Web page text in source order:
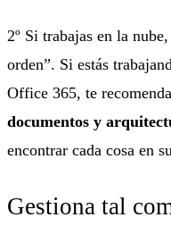
2º Si trabajas en la
orden”. Si estás
Office 365, te
documentos y
encontrar cada cosa en
Gestiona tal